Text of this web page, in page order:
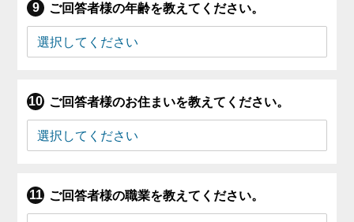
ご回答者様の年齢を教えてください。
ご回答者様のお住まいを教えてください。
ご回答者様の職業を教えてください。